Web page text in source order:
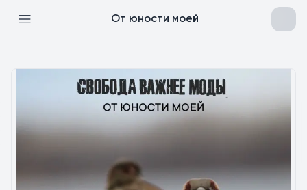
От юности моей